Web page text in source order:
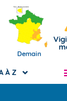
Demain
À Z